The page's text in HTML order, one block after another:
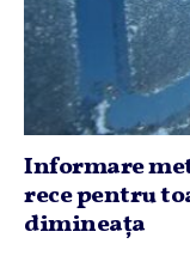
Informare
rece pentru
dimineaţa